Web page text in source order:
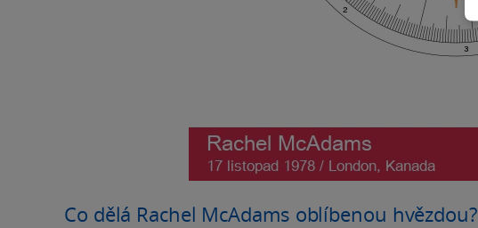
Co dělá Rachel McAdams oblíbenou hvězdou?